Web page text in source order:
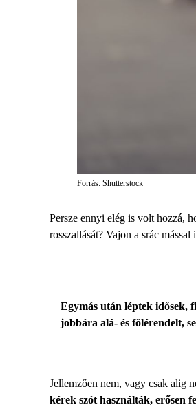
Forrás: Shutterstock
Persze ennyi elég is volt hozzá,
rosszallását? Vajon a srác
Egymás után léptek idősek,
jobbára alá- és fölérendelt,
Jellemzően nem, vagy csak alig
kérek szót használták, erősen